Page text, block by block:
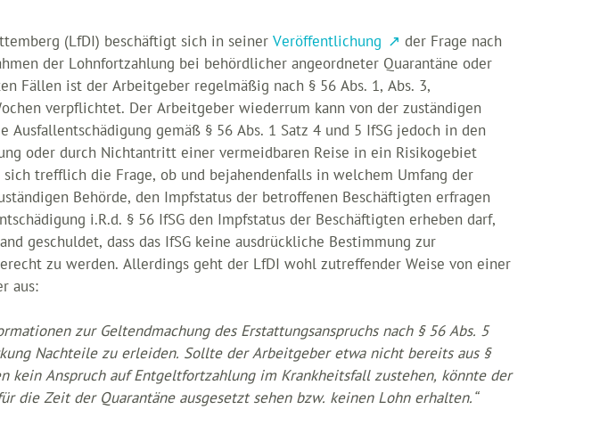
(LfDI) beschäftigt sich in seiner Veröffentlichung
der Frage nach
der Lohnfortzahlung bei behördlicher angeordneter Quarantäne oder
Fällen ist der Arbeitgeber regelmäßig nach § 56 Abs. 1, Abs. 3,
verpflichtet. Der Arbeitgeber wiederrum kann von der zuständigen
Ausfallentschädigung gemäß § 56 Abs. 1 Satz 4 und 5 IfSG jedoch in den
oder durch Nichtantritt einer vermeidbaren Reise in ein Risikogebiet
trefflich die Frage, ob und bejahendenfalls in welchem Umfang der
Behörde, den Impfstatus der betroffenen Beschäftigten erfragen
i.R.d. § 56 IfSG den Impfstatus der Beschäftigten erheben darf,
geschuldet, dass das IfSG keine ausdrückliche Bestimmung zur
zu werden. Allerdings geht der LfDI wohl zutreffender Weise von einer
aus:
zur Geltendmachung des Erstattungsanspruchs nach § 56 Abs. 5
Nachteile zu erleiden. Sollte der Arbeitgeber etwa nicht bereits aus §
kein Anspruch auf Entgeltfortzahlung im Krankheitsfall zustehen, könnte der
die Zeit der Quarantäne ausgesetzt sehen bzw. keinen Lohn erhalten.“